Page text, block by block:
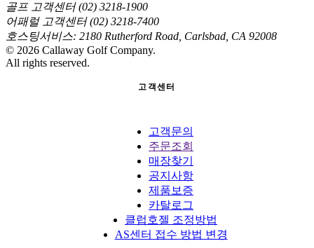
골프 고객센터 (02) 3218-1900
어패럴 고객센터 (02) 3218-7400
호스팅서비스: 2180 Rutherford Road, Carlsbad, CA 92008
© 2026 Callaway Golf Company.
All rights reserved.
고객센터
고객문의
주문조회
매장찾기
공지사항
제품보증
카탈로그
클럽호젤 조정방법
AS센터 접수 방법 변경